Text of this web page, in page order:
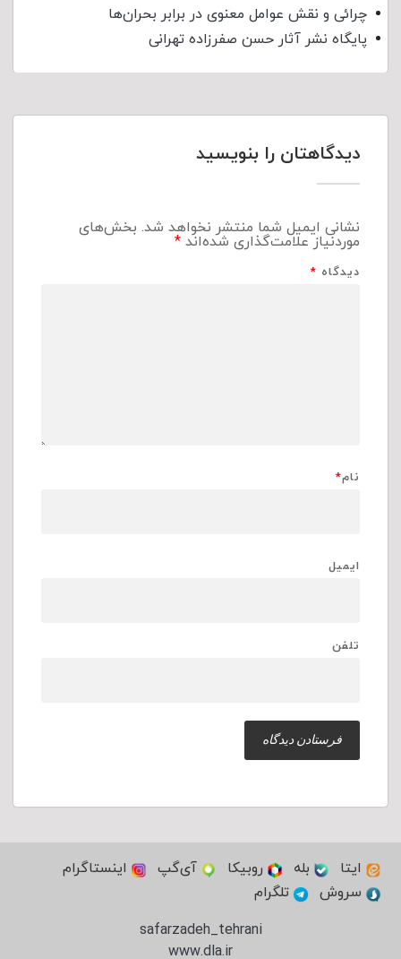
چرائی و نقش عوامل معنوی در برابر بحران‌ها
پایگاه نشر آثار حسن صفرزاده تهرانی
دیدگاهتان را بنویسید
نشانی ایمیل شما منتشر نخواهد شد. بخش‌های
موردنیاز علامت‌گذاری شده‌اند*
دیدگاه *
نام*
ایمیل
تلفن
ایتا بله روبیکا آی‌گپ
اینستاگرام
سروش
تلگرام
safarzadeh_tehrani
www.dla.ir